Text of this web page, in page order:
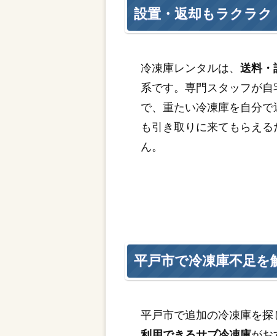
設置・返却もラクラク
冷凍庫レンタルは、送料・
系です。専門スタッフが
で、重たい冷凍庫を自分
も引き取りに来てもらえ
ん。
平戸市で冷凍庫不足を
平戸市で追加の冷凍庫を探